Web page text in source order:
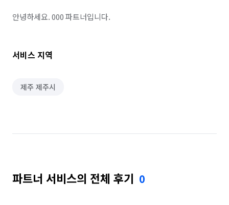
안녕하세요. 000 파트너입니다.
서비스 지역
제주 제주시
파트너 서비스의 전체 후기 0